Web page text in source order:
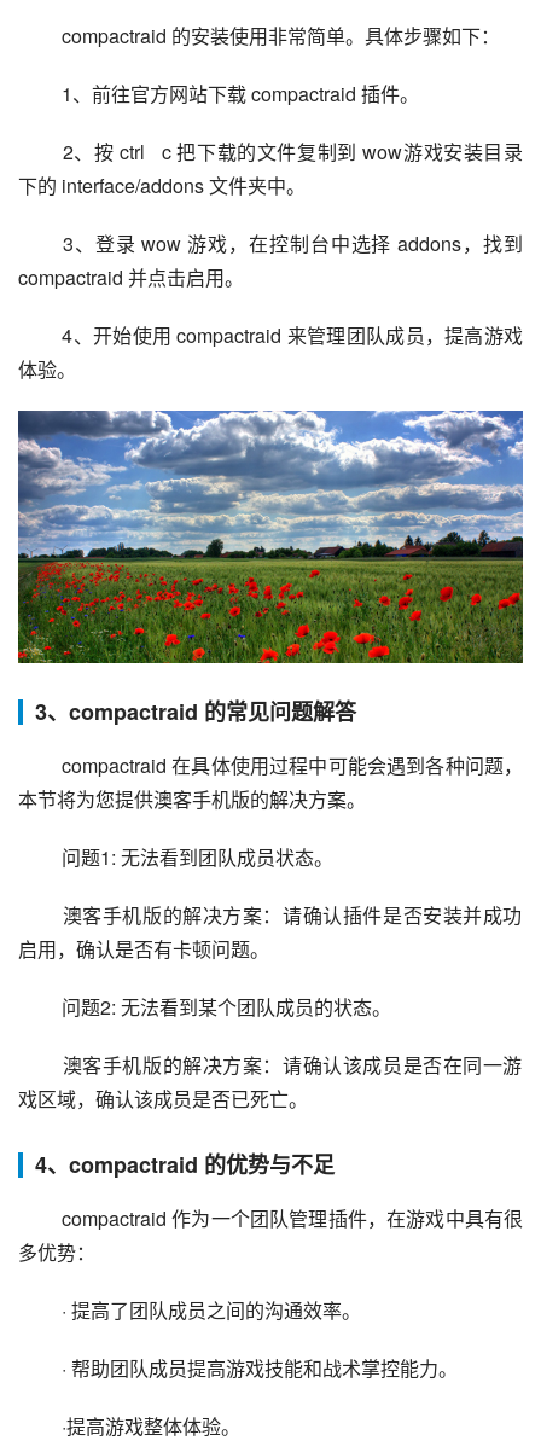
compactraid 的安装使用非常简单。具体步骤如下：
1、前往官方网站下载 compactraid 插件。
下的 interface/addons 文件夹中。
compactraid 并点击启用。
4、开始使用 compactraid 来管理团队成员，提高游戏
体验。
3、compactraid 的常见问题解答
compactraid 在具体使用过程中可能会遇到各种问题，
本节将为您提供澳客手机版的解决方案。
问题1: 无法看到团队成员状态。
启用，确认是否有卡顿问题。
问题2: 无法看到某个团队成员的状态。
戏区域，确认该成员是否已死亡。
4、compactraid 的优势与不足
compactraid 作为一个团队管理插件，在游戏中具有很
多优势：
· 提高了团队成员之间的沟通效率。
· 帮助团队成员提高游戏技能和战术掌控能力。
·提高游戏整体体验。